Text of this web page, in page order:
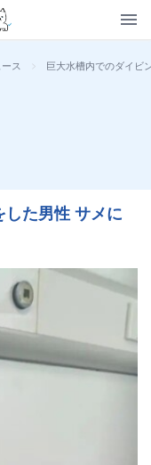
ス > 巨大水槽内でのダイビ
た男性 サメに